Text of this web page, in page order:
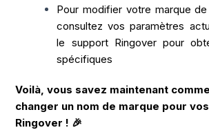
Pour modifier votre marque
consultez vos paramètres
le support Ringover pour
spécifiques
Voilà, vous savez maintenant
changer un nom de marque pour
Ringover ! 🎉